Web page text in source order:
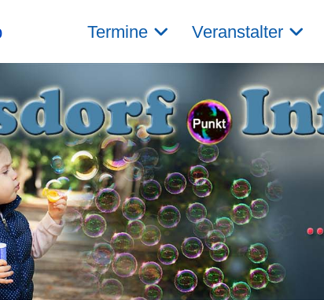
Termine Veranstalter